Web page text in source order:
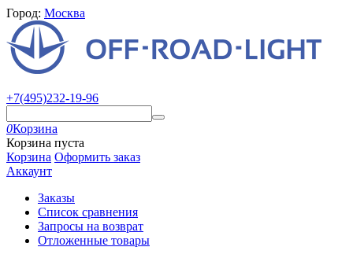
Город: Москва
+7(495)232-19-96
0Корзина
Корзина пуста
Корзина Оформить заказ
Аккаунт
Заказы
Список сравнения
Запросы на возврат
Отложенные товары